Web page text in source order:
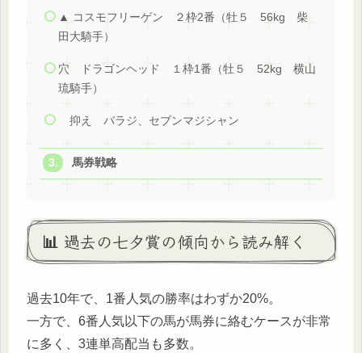
▲ コスモフリーゲン ２枠2番（牡５ 56kg 柴
田大騎手）
穴 ドラゴンヘッド １枠1番（牡５ 52kg 横山
琉騎手）
抑え バラジ、セブンマジシャン
馬券戦略
📊 過去の七夕賞の傾向から読み解く
過去10年で、1番人気の勝率はわずか20%。
一方で、6番人気以下の馬が馬券に絡むケースが非常
に多く、3連単高配当も多数。